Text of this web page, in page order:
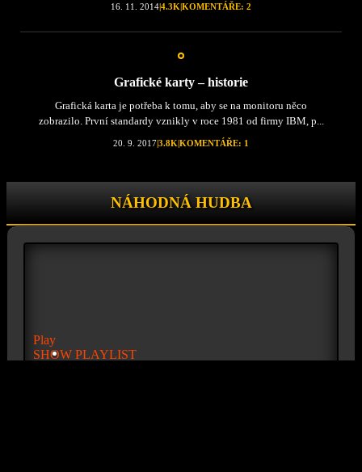
16. 11. 2014|4.3K|KOMENTÁŘE: 2
Grafické karty – historie
Grafická karta je potřeba k tomu, aby se na monitoru něco
zobrazilo. První standardy vznikly v roce 1981 od firmy IBM, p...
20. 9. 2017|3.8K|KOMENTÁŘE: 1
NÁHODNÁ HUDBA
Play
SHOW PLAYLIST